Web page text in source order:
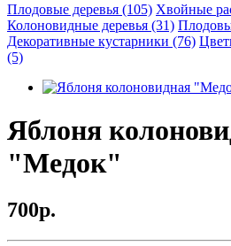
Плодовые деревья (105) Хвойные
Колоновидные деревья (31)
Декоративные кустарники (76)
(5)
Яблоня
"Медок"
700р.